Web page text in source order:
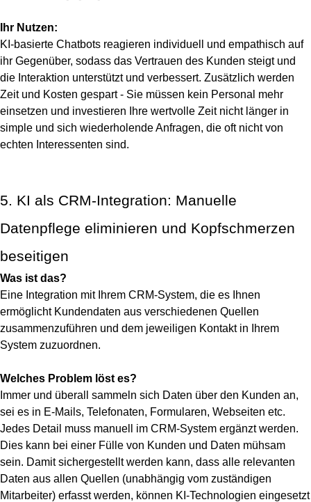
Ihr Nutzen:
KI-basierte Chatbots reagieren individuell und empathisch auf
ihr Gegenüber, sodass das Vertrauen des Kunden steigt und
die Interaktion unterstützt und verbessert. Zusätzlich werden
Zeit und Kosten gespart - Sie müssen kein Personal mehr
einsetzen und investieren Ihre wertvolle Zeit nicht länger in
simple und sich wiederholende Anfragen, die oft nicht von
echten Interessenten sind.
5. KI als CRM-Integration: Manuelle
Datenpflege eliminieren und Kopfschmerzen
beseitigen
Was ist das?
Eine Integration mit Ihrem CRM-System, die es Ihnen
ermöglicht Kundendaten aus verschiedenen Quellen
zusammenzuführen und dem jeweiligen Kontakt in Ihrem
System zuzuordnen.
Welches Problem löst es?
Immer und überall sammeln sich Daten über den Kunden an,
sei es in E-Mails, Telefonaten, Formularen, Webseiten etc.
Jedes Detail muss manuell im CRM-System ergänzt werden.
Dies kann bei einer Fülle von Kunden und Daten mühsam
sein. Damit sichergestellt werden kann, dass alle relevanten
Daten aus allen Quellen (unabhängig vom zuständigen
Mitarbeiter) erfasst werden, können KI-Technologien eingesetzt